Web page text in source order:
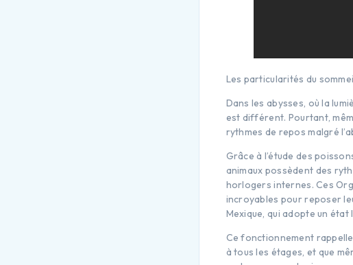
Les particularités du
Dans les abysses, où la
est différent. Pourtant,
rythmes de repos malgré
Grâce à l’étude des
animaux possèdent des
horlogers internes. Ces
incroyables pour reposer
Mexique, qui adopte un
Ce fonctionnement
à tous les étages, et que